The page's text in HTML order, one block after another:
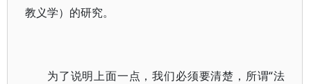
教义学）的研究。
为了说明上面一点，我们必须要清楚，所谓“法